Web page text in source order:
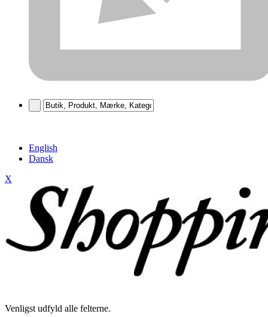
English
Dansk
X
Venligst udfyld alle felterne.